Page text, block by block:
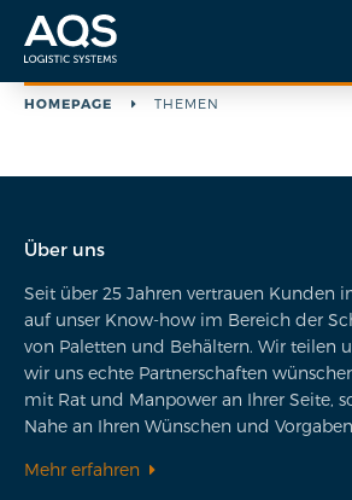
HOMEPAGE THEMEN
Über uns
Seit über 25 Jahren vertrauen Kunden
auf unser Know-how im Bereich der
von Paletten und Behältern. Wir teilen
wir uns echte Partnerschaften
mit Rat und Manpower an Ihrer Seite,
Nahe an Ihren Wünschen und
Mehr erfahren